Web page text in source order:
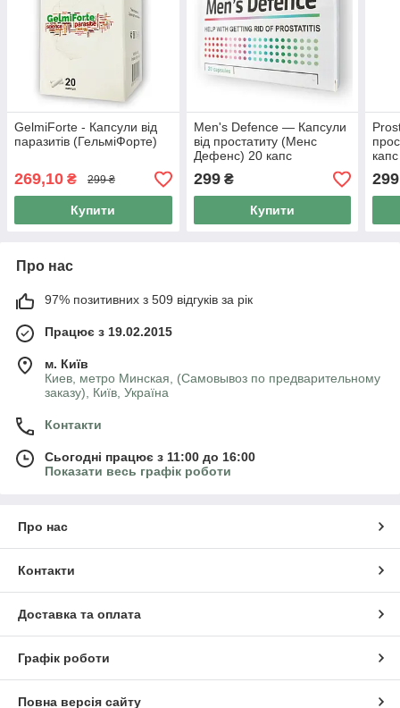
GelmiForte - Капсули від
паразитів (ГельміФорте)
269,10 ₴ 299 ₴
Купити
Men's Defence — Капсули
від простатиту (Менс
Дефенс) 20 капс
299₴
Купити
капс
299
Про нас
97% позитивних з 509 відгуків за рік
Працює з 19.02.2015
м. Київ
Киев, метро Минская, (Самовывоз по предварительному
заказу), Київ, Україна
Контакти
Сьогодні працює з 11:00 до 16:00
Показати весь графік роботи
Про нас
Контакти
Доставка та оплата
Графік роботи
Повна версія сайту